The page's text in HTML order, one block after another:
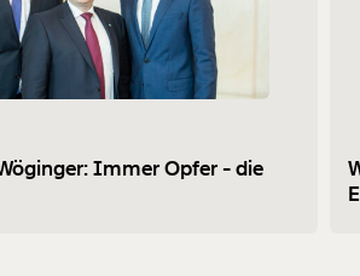
Immer Opfer - die